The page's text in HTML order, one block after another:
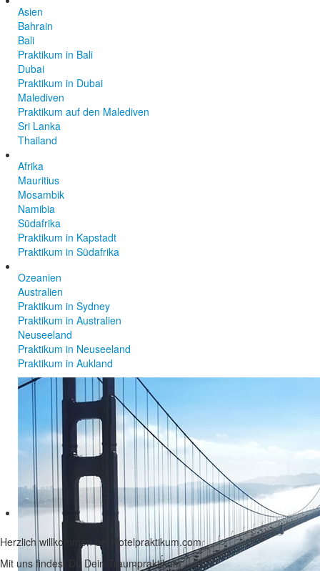
Asien
Bahrain
Bali
Praktikum in Bali
Dubai
Praktikum in Dubai
Malediven
Praktikum auf den Malediven
Sri Lanka
Thailand
Afrika
Mauritius
Mosambik
Namibia
Südafrika
Praktikum in Kapstadt
Praktikum in Südafrika
Ozeanien
Australien
Praktikum in Sydney
Praktikum in Australien
Neuseeland
Praktikum in Neuseeland
Praktikum in Aukland
Herzlich willkommen bei Hotelpraktikum.com
Mit uns findest Du Dein Traumpraktikum